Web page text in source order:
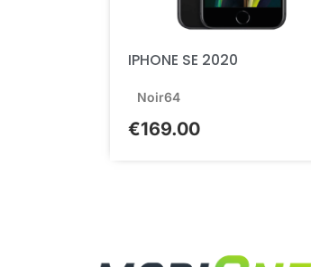
IPHONE SE 2020
Noir64
€169.00